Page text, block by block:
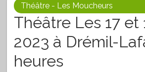
Théâtre - Les Moucheurs
Théâtre Les 17 et
2023 à Drémil-
heures